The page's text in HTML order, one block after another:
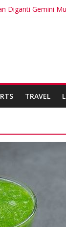
Diganti Gemini
Kabel Bawah
Membina
Berdampak Buruk
TRAVEL